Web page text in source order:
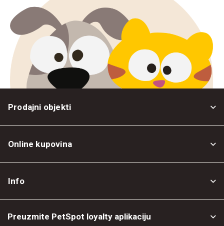
Prodajni objekti
Online kupovina
Info
Preuzmite PetSpot loyalty aplikaciju